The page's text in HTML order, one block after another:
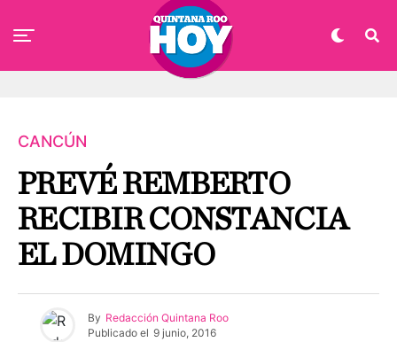
CANCÚN
PREVÉ REMBERTO
RECIBIR CONSTANCIA
EL DOMINGO
By Redacción Quintana Roo
Publicado el 9 junio, 2016